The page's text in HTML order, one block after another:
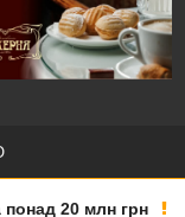
20 млн грн